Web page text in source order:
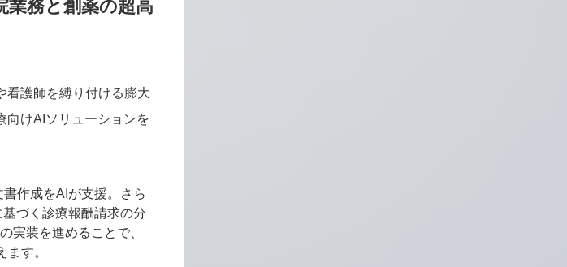
業務と創薬の超高
看護師を縛り付ける膨大
向けAIソリューションを
作成をAIが支援。さら
づく診療報酬請求の分
実装を進めることで、
す。